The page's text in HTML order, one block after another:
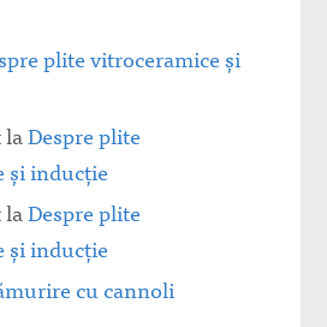
plite vitroceramice şi
laDespre plite
şi inducţie
laDespre plite
şi inducţie
cu cannoli